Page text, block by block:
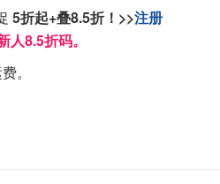
5折起+叠8.5折！>>注册
人8.5折码。
。